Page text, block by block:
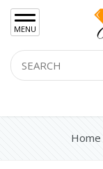
MENU
Home
×
Women Hand
Mens Bag
Women Silver
Women Steel